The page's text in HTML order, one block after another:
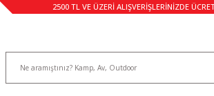
2500 TL VE ÜZERİ ALIŞVERİŞLERİNİZDE